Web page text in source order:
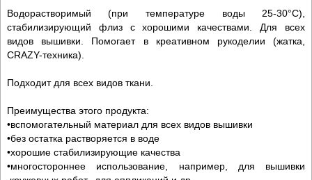
Водорастворимый (при температуре воды 25-30°C),
стабилизирующий флиз с хорошими качествами. Для всех
видов вышивки. Помогает в креативном рукоделии (жатка,
CRAZY-техника).
Подходит для всех видов ткани.
Преимущества этого продукта:
•вспомогательный материал для всех видов вышивки
•без остатка растворяется в воде
•хорошие стабилизирующие качества
•многостороннее использование, например, для вышивки